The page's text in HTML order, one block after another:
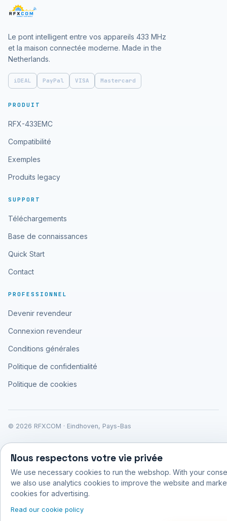
Le pont intelligent entre vos appareils 433 MHz
et la maison connectée moderne. Made in the
Netherlands.
iDEAL PayPal VISA Mastercard
PRODUIT
RFX-433EMC
Compatibilité
Exemples
Produits legacy
SUPPORT
Téléchargements
Base de connaissances
Quick Start
Contact
PROFESSIONNEL
Devenir revendeur
Connexion revendeur
Conditions générales
Politique de confidentialité
Politique de cookies
© 2026 RFXCOM · Eindhoven, Pays-Bas
Nous respectons votre vie privée
We use necessary cookies to run the webshop. With your
we also use analytics cookies to improve the website and
cookies for advertising.
Read our cookie policy